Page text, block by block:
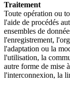
Traitement
Toute opération ou
l'aide de procédés
ensembles de
l'enregistrement,
l'adaptation ou la
l'utilisation, la
autre forme de mise
l'interconnexion, la